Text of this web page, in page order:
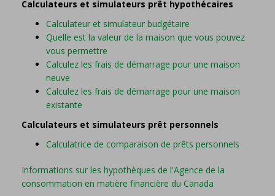
Calculateurs et simulateurs prêt hypothécaires
Calculateur et simulateur budgétaire
Quelle est la valeur de la maison que vous pouvez
vous permettre
Calculez les frais de démarrage pour une maison
neuve
Calculez les frais de démarrage pour une maison
existante
Calculateurs et simulateurs prêt personnels
Calculatrice de comparaison de prêts personnels
Informations sur les hypothèques de l'Agence de la
consommation en matière financière du Canada